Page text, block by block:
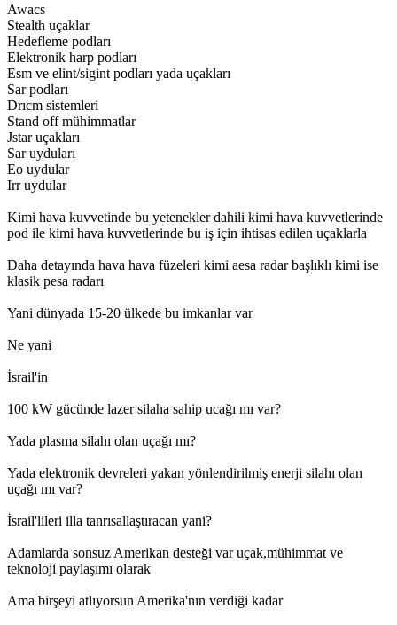
Awacs
Stealth uçaklar
Hedefleme podları
Elektronik harp podları
Esm ve elint/sigint podları yada uçakları
Sar podları
Drıcm sistemleri
Stand off mühimmatlar
Jstar uçakları
Sar uyduları
Eo uydular
Irr uydular
Kimi hava kuvvetinde bu yetenekler dahili kimi hava kuvvetlerinde
pod ile kimi hava kuvvetlerinde bu iş için ihtisas edilen uçaklarla
Daha detayında hava hava füzeleri kimi aesa radar başlıklı kimi ise
klasik pesa radarı
Yani dünyada 15-20 ülkede bu imkanlar var
Ne yani
İsrail'in
100 kW gücünde lazer silaha sahip ucağı mı var?
Yada plasma silahı olan uçağı mı?
Yada elektronik devreleri yakan yönlendirilmiş enerji silahı olan
uçağı mı var?
İsrail'lileri illa tanrısallaştıracan yani?
Adamlarda sonsuz Amerikan desteği var uçak,mühimmat ve
teknoloji paylaşımı olarak
Ama birşeyi atlıyorsun Amerika'nın verdiği kadar